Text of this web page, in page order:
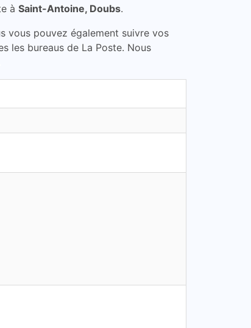
à Saint-Antoine, Doubs.
vous pouvez également suivre vos
les bureaus de La Poste. Nous